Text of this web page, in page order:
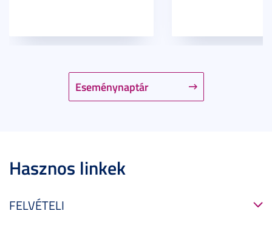
Eseménynaptár
Hasznos linkek
FELVÉTELI